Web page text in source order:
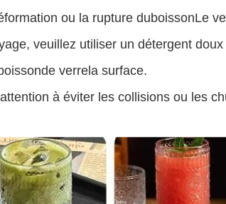
ou la rupture duboissonLe
veuillez utiliser un détergent
de verre la surface.
à éviter les collisions ou les